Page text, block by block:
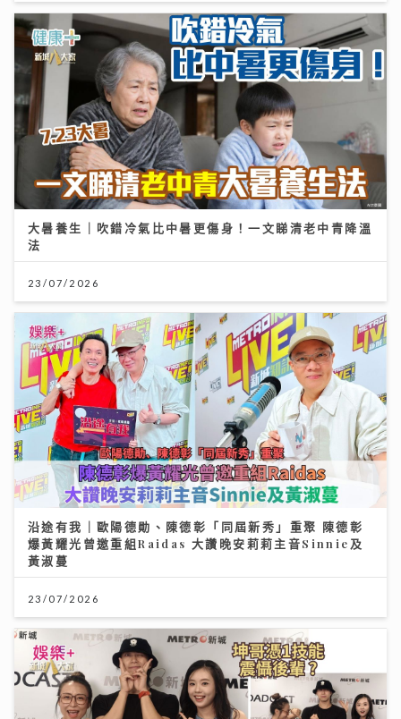
大暑養生｜吹錯冷氣比中暑更傷身！一文睇清老中青降溫
法
23/07/2026
沿途有我｜歐陽德勛、陳德彰「同屆新秀」重聚 陳德彰
爆黃耀光曾邀重組Raidas 大讚晚安莉莉主音Sinnie及
黃淑蔓
23/07/2026